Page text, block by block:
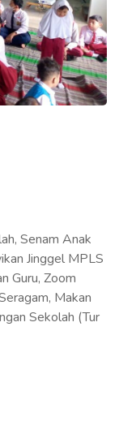
Senam Anak
Jinggel MPLS
Guru, Zoom
Makan
Sekolah (Tur